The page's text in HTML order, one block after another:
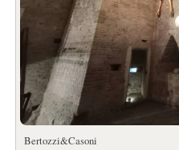
Bertozzi&Casoni